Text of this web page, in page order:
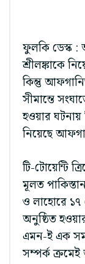
ফুলকি ডেস্ক :
শ্রীলঙ্কাকে
কিন্তু
সীমান্তে
হওয়ার ঘটনায়
নিয়েছে
টি-টোয়েন্টি
মূলত
ও লাহোরে ১৭
অনুষ্ঠিত
এমন-ই এক
সম্পর্ক